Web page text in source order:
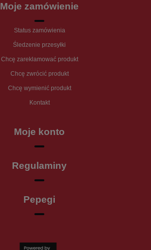
Moje zamówienie
Status zamówienia
Śledzenie przesyłki
Chcę zareklamować produkt
Chcę zwrócić produkt
Chcę wymienić produkt
Kontakt
Moje konto
Regulaminy
Pepegi